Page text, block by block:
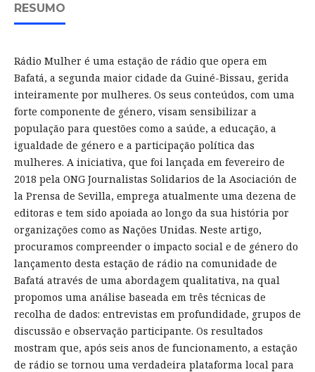
RESUMO
Rádio Mulher é uma estação de rádio que opera em
Bafatá, a segunda maior cidade da Guiné-Bissau, gerida
inteiramente por mulheres. Os seus conteúdos, com uma
forte componente de género, visam sensibilizar a
população para questões como a saúde, a educação, a
igualdade de género e a participação política das
mulheres. A iniciativa, que foi lançada em fevereiro de
2018 pela ONG Journalistas Solidarios de la Asociación de
la Prensa de Sevilla, emprega atualmente uma dezena de
editoras e tem sido apoiada ao longo da sua história por
organizações como as Nações Unidas. Neste artigo,
procuramos compreender o impacto social e de género do
lançamento desta estação de rádio na comunidade de
Bafatá através de uma abordagem qualitativa, na qual
propomos uma análise baseada em três técnicas de
recolha de dados: entrevistas em profundidade, grupos de
discussão e observação participante. Os resultados
mostram que, após seis anos de funcionamento, a estação
de rádio se tornou uma verdadeira plataforma local para